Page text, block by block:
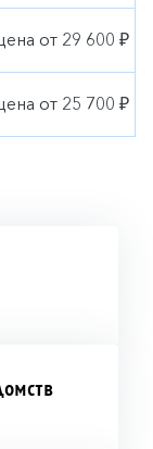
от 29 600 ₽
от 25 700 ₽